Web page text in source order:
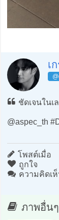
เ
ชัดเจนในเ
@aspec_th
โพสต์เมื่อ
ถูกใจ
ความคิดเ
ภาพอื่น